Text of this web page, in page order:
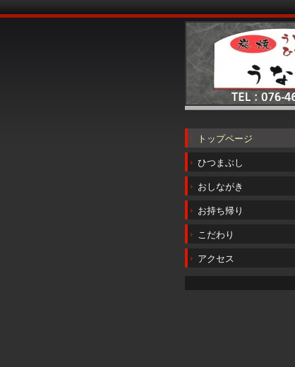
トップページ
ひつまぶし
おしながき
お持ち帰り
こだわり
アクセス